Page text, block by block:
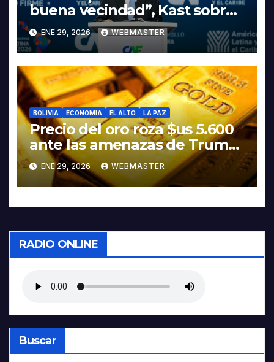
buena vecindad”, Kast sobre
discurso del presidente
Rodrigo Paz
ENE 29, 2026 WEBMASTER
BOLIVIA ECONOMIA EL ALTO LA PAZ
Precio del oro roza $us 5.600
ante las amenazas de Trump
contra Irán
ENE 29, 2026 WEBMASTER
RADIO ONLINE
Buscar